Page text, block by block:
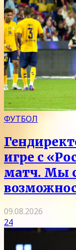
ФУТБОЛ
игре с
матч. Мы
09.08.2026
24